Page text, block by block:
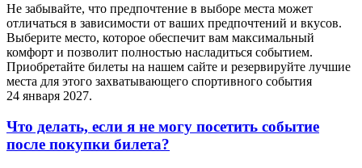
Не забывайте, что предпочтение в выборе места может
отличаться в зависимости от ваших предпочтений и вкусов.
Выберите место, которое обеспечит вам максимальный
комфорт и позволит полностью насладиться событием.
Приобретайте билеты на нашем сайте и резервируйте лучшие
места для этого захватывающего спортивного события
24 января 2027.
Что делать, если я не могу посетить событие
после покупки билета?